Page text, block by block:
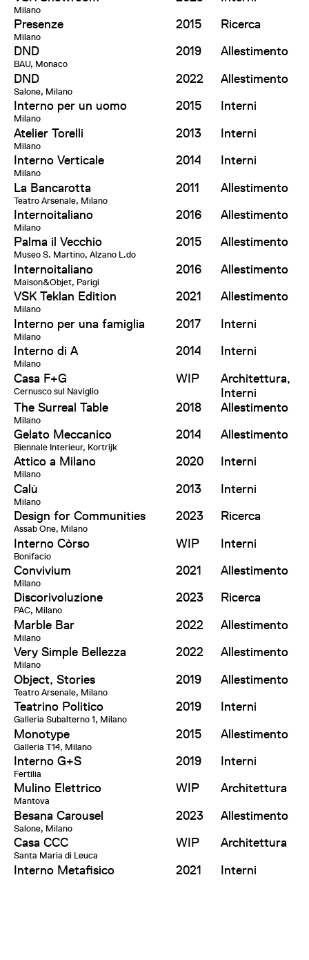
Milano
Presenze
Milano
2015
Ricerca
DND
BAU, Monaco
2019
Allestimento
DND
Salone, Milano
2022
Allestimento
Interno per un uomo
Milano
2015
Interni
Atelier Torelli
Milano
2013
Interni
Interno Verticale
Milano
2014
Interni
La Bancarotta
Teatro Arsenale, Milano
2011
Allestimento
Internoitaliano
Milano
2016
Allestimento
Palma il Vecchio
Museo S. Martino, Alzano L.do
2015
Allestimento
Internoitaliano
Maison&Objet, Parigi
2016
Allestimento
VSK Teklan Edition
Milano
2021
Allestimento
Interno per una famiglia
Milano
2017
Interni
Interno di A
Milano
2014
Interni
Casa F+G
Cernusco sul Naviglio
WIP
Architettura,
Interni
The Surreal Table
Milano
2018
Allestimento
Gelato Meccanico
Biennale Interieur, Kortrijk
2014
Allestimento
Attico a Milano
Milano
2020
Interni
Calù
Milano
2013
Interni
Design for Communities
Assab One, Milano
2023
Ricerca
Interno Còrso
Bonifacio
WIP
Interni
Convivium
Milano
2021
Allestimento
Discorivoluzione
PAC, Milano
2023
Ricerca
Marble Bar
Milano
2022
Allestimento
Very Simple Bellezza
Milano
2022
Allestimento
Object, Stories
Teatro Arsenale, Milano
2019
Allestimento
Teatrino Politico
Galleria Subalterno 1, Milano
2019
Interni
Monotype
Galleria T14, Milano
2015
Allestimento
Interno G+S
Fertilia
2019
Interni
Mulino Elettrico
Mantova
WIP
Architettura
Besana Carousel
Salone, Milano
2023
Allestimento
Casa CCC
Santa Maria di Leuca
WIP
Architettura
Interno Metafisico
2021
Interni